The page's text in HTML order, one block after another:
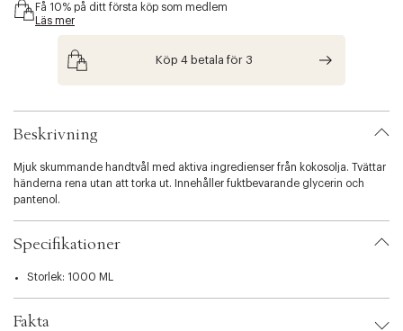
l
i
t
i
o
n
s
l
e
c
Få 10% på ditt första köp som medlem
Läs mer
Köp 4 betala för 3
Beskrivning
Mjuk skummande handtvål med aktiva ingredienser från kokosolja. Tvättar
händerna rena utan att torka ut. Innehåller fuktbevarande glycerin och
pantenol.
Specifikationer
Storlek: 1000 ML
Fakta